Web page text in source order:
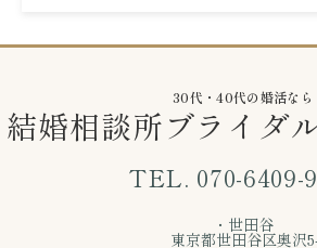
30代・40代の婚活なら
結婚相談所ブライダ
TEL. 070-6409-
・世田谷
東京都世田谷区奥沢5-